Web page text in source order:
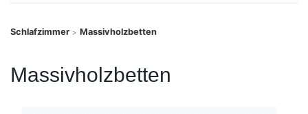
Schlafzimmer > Massivholzbetten
Massivholzbetten
SALE
Möbel-